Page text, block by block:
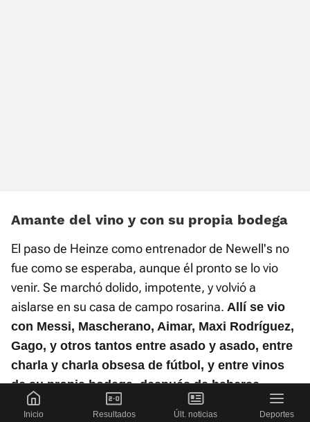
Amante del vino y con su propia bodega
El paso de Heinze como entrenador de Newell's no
fue como se esperaba, aunque él pronto se lo vio
venir. Se marchó dolido, impotente, y volvió a
aislarse en su casa de campo rosarina. Allí se vio
con Messi, Mascherano, Aimar, Maxi Rodríguez,
Gago, y otros tantos entre asado y asado, entre
charla y charla obsesa de fútbol, y entre vinos
de su propia bodega, después de haberse
convertido en amante del líquido de la uva una
Inicio Resultados Últ. noticias Deportes